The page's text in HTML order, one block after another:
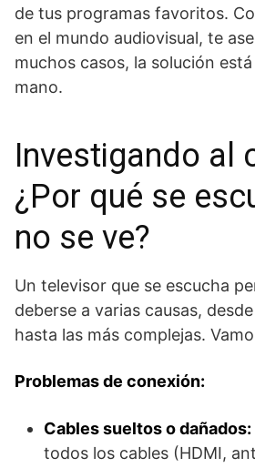
de tus programas favoritos.
en el mundo audiovisual, te
muchos casos, la solución
mano.
Investigando al
¿Por qué se
no se ve?
Un televisor que se escucha
deberse a varias causas,
hasta las más complejas.
Problemas de conexión:
Cables sueltos o dañados:
todos los cables (HDMI,